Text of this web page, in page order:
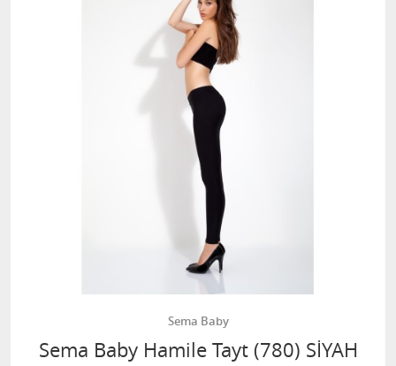
Sema Baby
Sema Baby Hamile Tayt (780) SİYAH